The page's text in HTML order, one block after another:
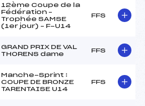
12ème Coupe de la
Fédération –
Trophée SAMSE
(1er jour) – F-U14
FFS
GRAND PRIX DE VAL
THORENS dame
FFS
Manche-Sprint :
COUPE DE BRONZE
TARENTAISE U14
FFS